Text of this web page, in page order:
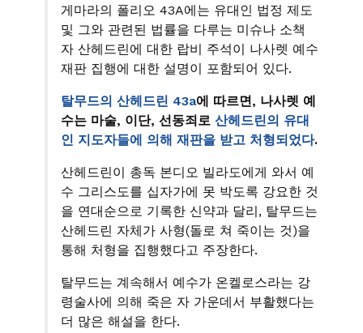
게마라의 폴리오 43A에는 유대인 법정 제도
및 그와 관련된 법률을 다루는 미슈나 소책
자 산헤드린에 대한 랍비 주석이 나사렛 예수
재판 집행에 대한 설명이 포함되어 있다.
탈무드의 산헤드린 43a에 따르면, 나사렛 예
수는 마술, 이단, 선동죄로 산헤드린의 유대
인 지도자들에 의해 재판을 받고 처형되었다.
산헤드린이 총독 본디오 빌라도에게 와서 예
수 그리스도를 십자가에 못 박도록 강요한 것
을 연대순으로 기록한 신약과 달리, 탈무드는
산헤드린 자체가 사형(돌로 쳐 죽이는 것)을
통해 처형을 집행했다고 주장한다.
탈무드는 계속해서 예수가 온켈로스라는 강
령술사에 의해 죽은 자 가운데서 부활했다는
더 많은 해설을 한다.